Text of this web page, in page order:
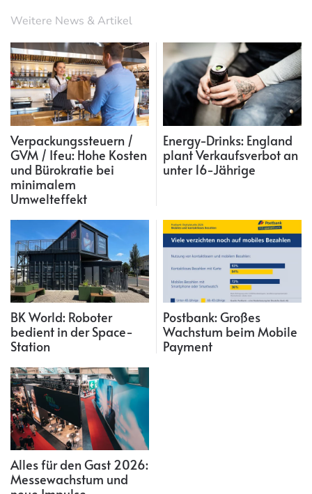
Weitere News & Artikel
Verpackungssteuern /
GVM / Ifeu: Hohe Kosten
und Bürokratie bei
minimalem
Umwelteffekt
Energy-Drinks: England
plant Verkaufsverbot an
unter 16-Jährige
BK World: Roboter
bedient in der Space-
Station
Postbank: Großes
Wachstum beim Mobile
Payment
Alles für den Gast 2026:
Messewachstum und